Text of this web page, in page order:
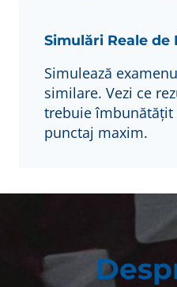
Simulări Reale de
Simulează
similare. Vezi ce
trebuie
punctaj maxim.